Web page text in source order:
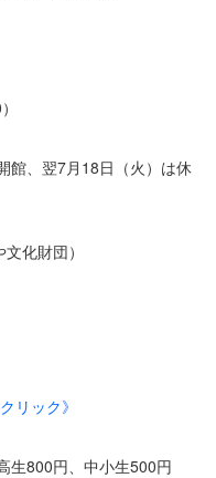
、翌7月18日（火）は休
化財団）
リック》
生800円、中小生500円